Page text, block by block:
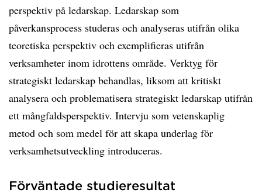
perspektiv på ledarskap. Ledarskap som
påverkansprocess studeras och analyseras utifrån olika
teoretiska perspektiv och exemplifieras utifrån
verksamheter inom idrottens område. Verktyg för
strategiskt ledarskap behandlas, liksom att kritiskt
analysera och problematisera strategiskt ledarskap utifrån
ett mångfaldsperspektiv. Intervju som vetenskaplig
metod och som medel för att skapa underlag för
verksamhetsutveckling introduceras.
Förväntade studieresultat